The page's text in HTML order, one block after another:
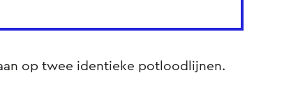
op twee identieke potloodlijnen.